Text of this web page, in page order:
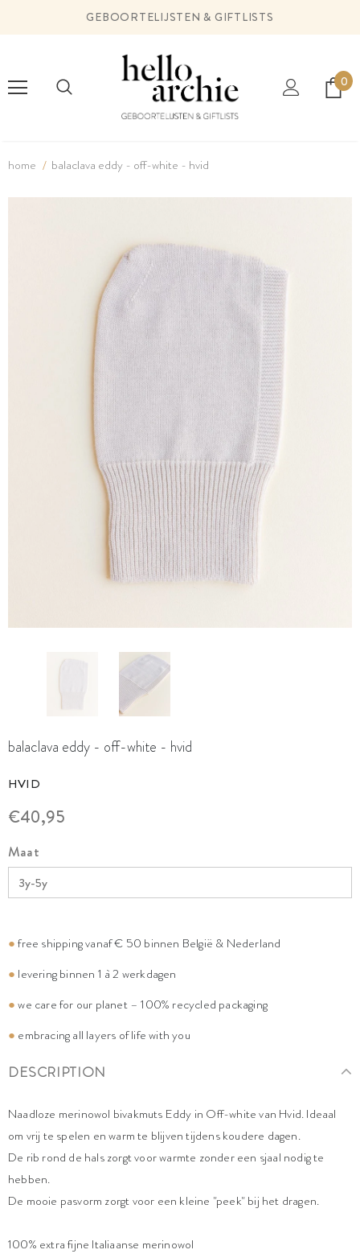
GEBOORTELIJSTEN & GIFTLISTS
0
home balaclava eddy - off-white - hvid
balaclava eddy - off-white - hvid
HVID
€40,95
Maat
●free shipping vanaf € 50 binnen België & Nederland
● levering binnen 1 à 2 werkdagen
●we care for our planet – 100% recycled packaging
● embracing all layers of life with you
DESCRIPTION
Naadloze merinowol bivakmuts Eddy in Off-white van Hvid. Ideaal
om vrij te spelen en warm te blijven tijdens koudere dagen.
De rib rond de hals zorgt voor warmte zonder een sjaal nodig te
hebben.
De mooie pasvorm zorgt voor een kleine "peek" bij het dragen.
100% extra fijne Italiaanse merinowol